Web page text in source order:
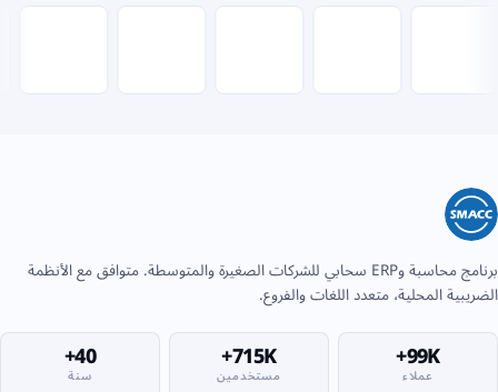
برنامج محاسبة وERP سحابي للشركات الصغيرة والمتوسطة. متوافق مع الأنظمة
الضريبية المحلية، متعدد اللغات والفروع.
99K+
عملاء 715K+
مستخدمين 40+
سنة